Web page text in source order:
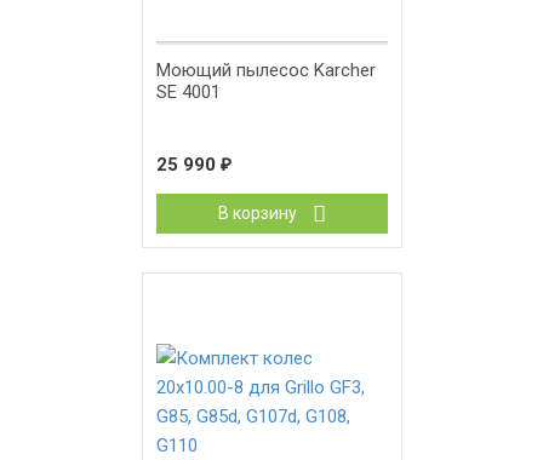
Моющий пылесос Karcher
SE 4001
25 990 ₽
В корзину